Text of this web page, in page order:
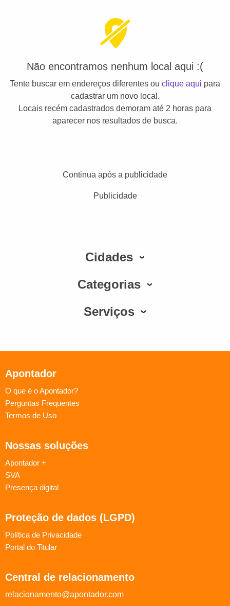
Não encontramos nenhum local aqui :(
Tente buscar em endereços diferentes ou clique aqui para
cadastrar um novo local.
Locais recém cadastrados demoram até 2 horas para
aparecer nos resultados de busca.
Continua após a publicidade
Publicidade
Cidades
Categorias
Serviços
Apontador
O que é o Apontador?
Perguntas Frequentes
Termos de Uso
Nossas soluções
Apontador +
SVA
Presença digital
Proteção de dados (LGPD)
Política de Privacidade
Portal do Titular
Central de relacionamento
relacionamento@apontador.com